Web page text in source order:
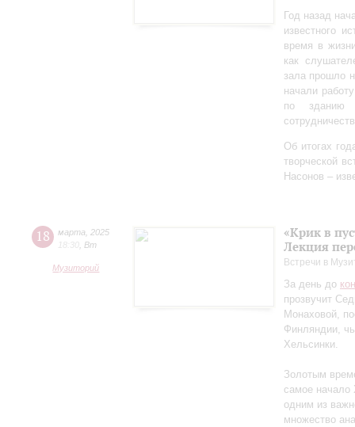
Год назад
известного
время в
как
зала прошло
начали
по зданию
Об итогах
творческой
Насонов –
18 марта
2025
18:30 Вт
Музиторий
«Крик в
Лекция
Встречи в
За день до
прозвучит
Монаховой,
Финляндии,
Хельсинки.
Золотым
самое начало
одним из
множество